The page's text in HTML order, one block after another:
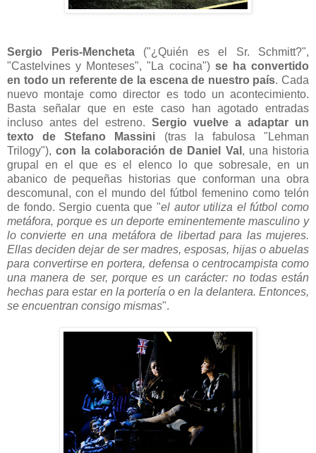
Sergio Peris-Mencheta("¿Quién es el Sr. Schmitt?",
"Castelvines y Monteses", "La cocina") se ha convertido
en todo un referente de la escena de nuestro país. Cada
nuevo montaje como director es todo un acontecimiento.
Basta señalar que en este caso han agotado entradas
incluso antes del estreno. Sergio vuelve a adaptar un
texto de Stefano Massini (tras la fabulosa "Lehman
Trilogy"),con la colaboración de Daniel Val , una historia
grupal en el que es el elenco lo que sobresale, en un
abanico de pequeñas historias que conforman una obra
descomunal, con el mundo del fútbol femenino como telón
de fondo. Sergio cuenta que "el autor utiliza el fútbol como
metáfora, porque es un deporte eminentemente masculino y
lo convierte en una metáfora de libertad para las mujeres.
Ellas deciden dejar de ser madres, esposas, hijas o abuelas
para convertirse en portera, defensa o centrocampista como
una manera de ser, porque es un carácter: no todas están
hechas para estar en la portería o en la delantera. Entonces,
se encuentran consigo mismas".